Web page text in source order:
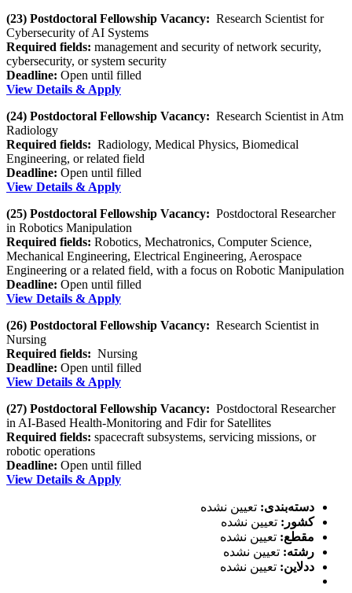
(23) Postdoctoral Fellowship Vacancy: Research Scientist for
Cybersecurity of AI Systems
Required fields: management and security of network security,
cybersecurity, or system security
Deadline: Open until filled
View Details & Apply
(24) Postdoctoral Fellowship Vacancy: Research Scientist in Atm
Radiology
Required fields: Radiology, Medical Physics, Biomedical
Engineering, or related field
Deadline: Open until filled
View Details & Apply
(25) Postdoctoral Fellowship Vacancy: Postdoctoral Researcher
in Robotics Manipulation
Required fields: Robotics, Mechatronics, Computer Science,
Mechanical Engineering, Electrical Engineering, Aerospace
Engineering or a related field, with a focus on Robotic Manipulation
Deadline: Open until filled
View Details & Apply
(26) Postdoctoral Fellowship Vacancy: Research Scientist in
Nursing
Required fields: Nursing
Deadline: Open until filled
View Details & Apply
(27) Postdoctoral Fellowship Vacancy: Postdoctoral Researcher
in AI-Based Health-Monitoring and Fdir for Satellites
Required fields: spacecraft subsystems, servicing missions, or
robotic operations
Deadline: Open until filled
View Details & Apply
دسته‌بندی: تعیین نشده
کشور: تعیین نشده
مقطع: تعیین نشده
رشته: تعیین نشده
ددلاین: تعیین نشده